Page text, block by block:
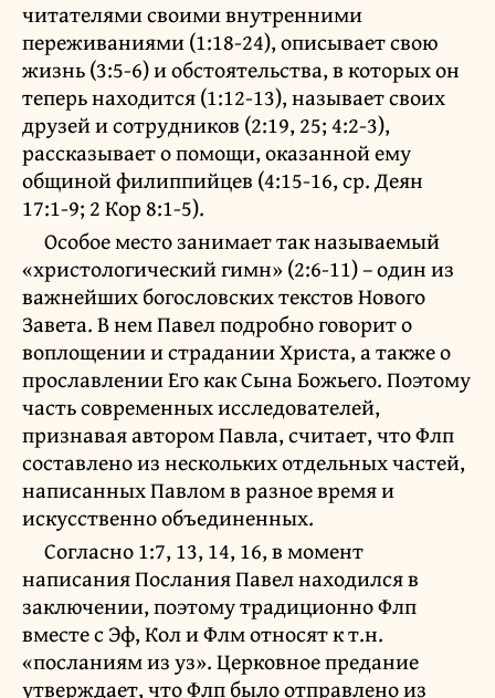
читателями своими внутренними
переживаниями (1:18-24), описывает свою
жизнь (3:5-6) и обстоятельства, в которых он
теперь находится (1:12-13), называет своих
друзей и сотрудников (2:19, 25; 4:2-3),
рассказывает о помощи, оказанной ему
общиной филиппийцев (4:15-16, ср. Деян
17:1-9; 2 Кор 8:1-5).
Особое место занимает так называемый
«христологический гимн» (2:6-11) – один из
важнейших богословских текстов Нового
Завета. В нем Павел подробно говорит о
воплощении и страдании Христа, а также о
прославлении Его как Сына Божьего. Поэтому
часть современных исследователей,
признавая автором Павла, считает, что Флп
составлено из нескольких отдельных частей,
написанных Павлом в разное время и
искусственно объединенных.
Согласно 1:7, 13, 14, 16, в момент
написания Послания Павел находился в
заключении, поэтому традиционно Флп
вместе с Эф, Кол и Флм относят к т.н.
«посланиям из уз». Церковное предание
утверждает, что Флп было отправлено из